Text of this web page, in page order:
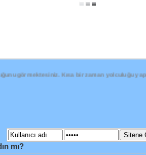
görmektesiniz. Kısa bir zaman yolculuğu
mı?